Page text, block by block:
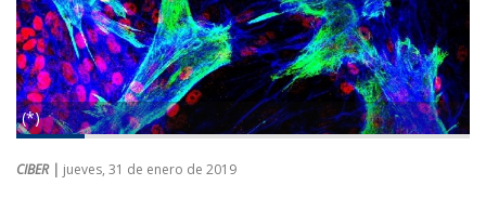
(*)
CIBER | jueves, 31 de enero de 2019